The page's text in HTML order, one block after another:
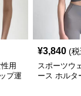
用
プ運
¥3,840 (
スポーツウ
ース ホルタ